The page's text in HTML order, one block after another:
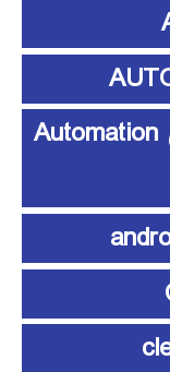
آموزش اتوماسیون صنعتی Automation